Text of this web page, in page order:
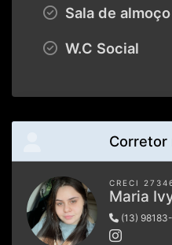
Sala de almoço
W.C Social
Corretor
CRECI
Maria
(13)